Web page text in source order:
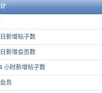
新增帖子数
新增会员数
小时新增帖子数
员